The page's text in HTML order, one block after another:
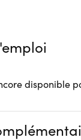
disponible